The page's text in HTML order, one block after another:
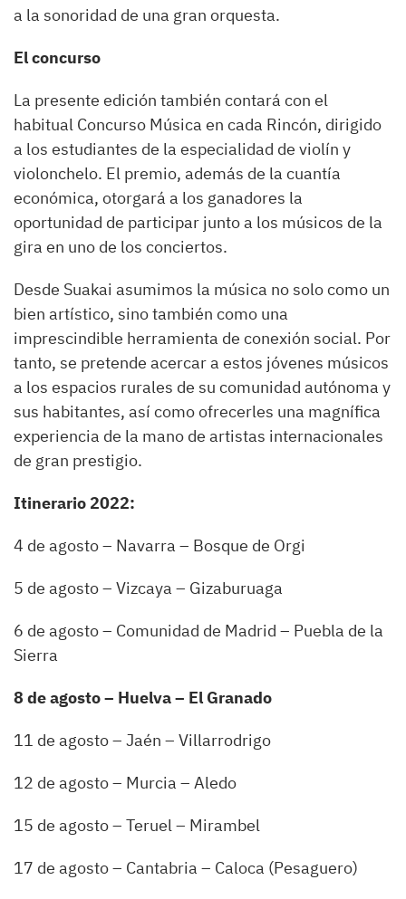
a la sonoridad de una gran orquesta.
El concurso
La presente edición también contará con el
habitual Concurso Música en cada Rincón, dirigido
a los estudiantes de la especialidad de violín y
violonchelo. El premio, además de la cuantía
económica, otorgará a los ganadores la
oportunidad de participar junto a los músicos de la
gira en uno de los conciertos.
Desde Suakai asumimos la música no solo como un
bien artístico, sino también como una
imprescindible herramienta de conexión social. Por
tanto, se pretende acercar a estos jóvenes músicos
a los espacios rurales de su comunidad autónoma y
sus habitantes, así como ofrecerles una magnífica
experiencia de la mano de artistas internacionales
de gran prestigio.
Itinerario 2022:
4 de agosto – Navarra – Bosque de Orgi
5 de agosto – Vizcaya – Gizaburuaga
6 de agosto – Comunidad de Madrid – Puebla de la
Sierra
8 de agosto – Huelva – El Granado
11 de agosto – Jaén – Villarrodrigo
12 de agosto – Murcia – Aledo
15 de agosto – Teruel – Mirambel
17 de agosto – Cantabria – Caloca (Pesaguero)